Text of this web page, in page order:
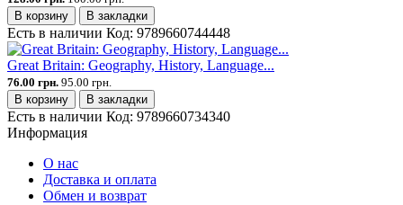
В корзину
В закладки
Есть в наличии Код: 9789660744448
Great Britain: Geography, History, Language...
76.00 грн. 95.00 грн.
В корзину
В закладки
Есть в наличии Код: 9789660734340
Информация
О нас
Доставка и оплата
Обмен и возврат